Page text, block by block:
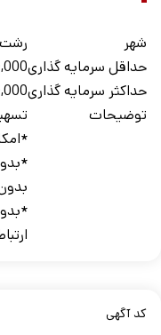
شهر
رشت
حداقل سرمایه گذاری
حداکثر سرمایه گذاری
توضیحات
کد آگهی